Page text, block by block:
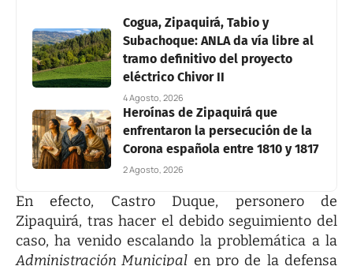
Cogua, Zipaquirá, Tabio y
Subachoque: ANLA da vía libre al
tramo definitivo del proyecto
eléctrico Chivor II
4 Agosto, 2026
Heroínas de Zipaquirá que
enfrentaron la persecución de la
Corona española entre 1810 y 1817
2 Agosto, 2026
En efecto, Castro Duque, personero de
Zipaquirá, tras hacer el debido seguimiento del
caso, ha venido escalando la problemática a la
Administración Municipal en pro de la defensa